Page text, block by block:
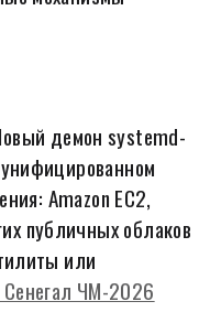
демон systemd-
Amazon EC2,
публичных облаков
или
Сенегал ЧМ-2026